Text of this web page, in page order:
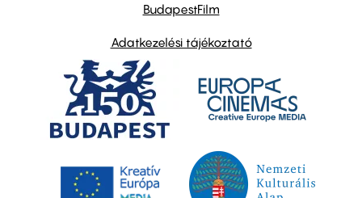
BudapestFilm
Adatkezelési tájékoztató